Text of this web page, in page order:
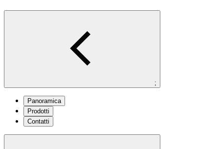
;
Panoramica
Prodotti
Contatti